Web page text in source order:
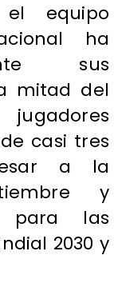
equipo
ha
sus
mitad del
casi tres
a la
y
para las
2030 y